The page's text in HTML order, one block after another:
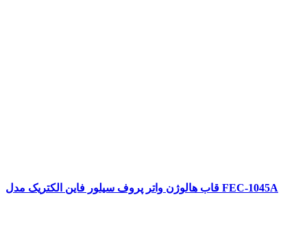
قاب هالوژن واتر پروف سیلور فاین الکتریک مدل FEC-1045A